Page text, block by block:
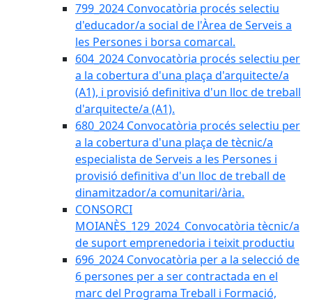
799_2024 Convocatòria procés selectiu
d'educador/a social de l'Àrea de Serveis a
les Persones i borsa comarcal.
604_2024 Convocatòria procés selectiu per
a la cobertura d'una plaça d'arquitecte/a
(A1), i provisió definitiva d'un lloc de treball
d'arquitecte/a (A1).
680_2024 Convocatòria procés selectiu per
a la cobertura d'una plaça de tècnic/a
especialista de Serveis a les Persones i
provisió definitiva d'un lloc de treball de
dinamitzador/a comunitari/ària.
CONSORCI
MOIANÈS_129_2024_Convocatòria tècnic/a
de suport emprenedoria i teixit productiu
696_2024 Convocatòria per a la selecció de
6 persones per a ser contractada en el
marc del Programa Treball i Formació,